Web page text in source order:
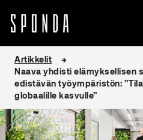
sisältöön
Artikkelit
Naava yhdisti elämyksellisen
edistävän työympäristön:
globaalille kasvulle”